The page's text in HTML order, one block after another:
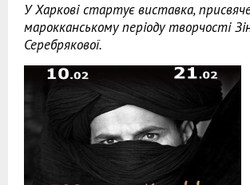
У Харкові стартує виставка,
марокканському періоду творчості
Серебрякової.